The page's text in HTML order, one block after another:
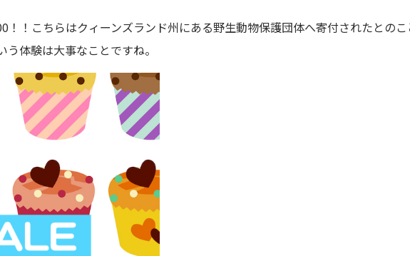
！こちらはクィーンズランド州にある野生動物保護団体へ寄付されたとの
体験は大事なことですね。